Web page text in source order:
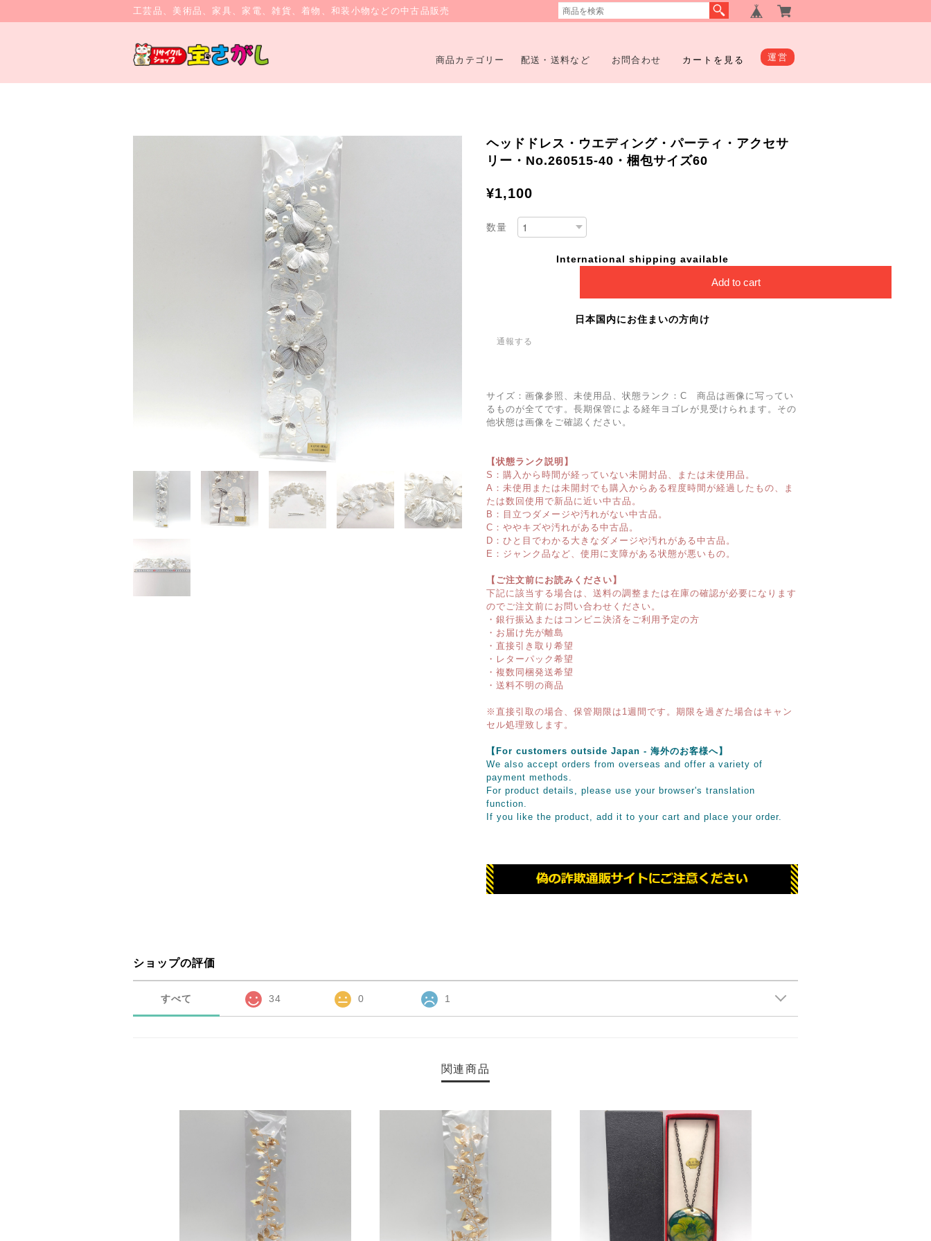
工芸品、美術品、家具、家電、雑貨、着物、和装小物などの中古品販売
商品カテゴリー 配送・送料など お問合わせ カートを見る 運営
ヘッドドレス・ウエディング・パーティ・アクセサ
リー・No.260515-40・梱包サイズ60
¥1,100
数量
International shipping available
Add to cart
日本国内にお住まいの方向け
通報する
サイズ：画像参照、未使用品、状態ランク：C 商品は画像に写ってい
るものが全てです。長期保管による経年ヨゴレが見受けられます。その
他状態は画像をご確認ください。
【状態ランク説明】
S：購入から時間が経っていない未開封品、または未使用品。
A：未使用または未開封でも購入からある程度時間が経過したもの、ま
たは数回使用で新品に近い中古品。
B：目立つダメージや汚れがない中古品。
C：ややキズや汚れがある中古品。
D：ひと目でわかる大きなダメージや汚れがある中古品。
E：ジャンク品など、使用に支障がある状態が悪いもの。
【ご注文前にお読みください】
下記に該当する場合は、送料の調整または在庫の確認が必要になります
のでご注文前にお問い合わせください。
・銀行振込またはコンビニ決済をご利用予定の方
・お届け先が離島
・直接引き取り希望
・レターパック希望
・複数同梱発送希望
・送料不明の商品
※直接引取の場合、保管期限は1週間です。期限を過ぎた場合はキャン
セル処理致します。
【For customers outside Japan - 海外のお客様へ】
We also accept orders from overseas and offer a variety of
payment methods.
For product details, please use your browser's translation
function.
If you like the product, add it to your cart and place your order.
ショップの評価
すべて 34 0 1
関連商品